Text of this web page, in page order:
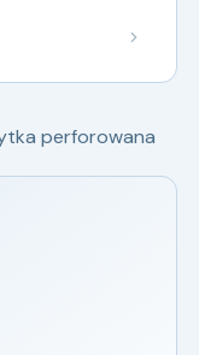
perforowana